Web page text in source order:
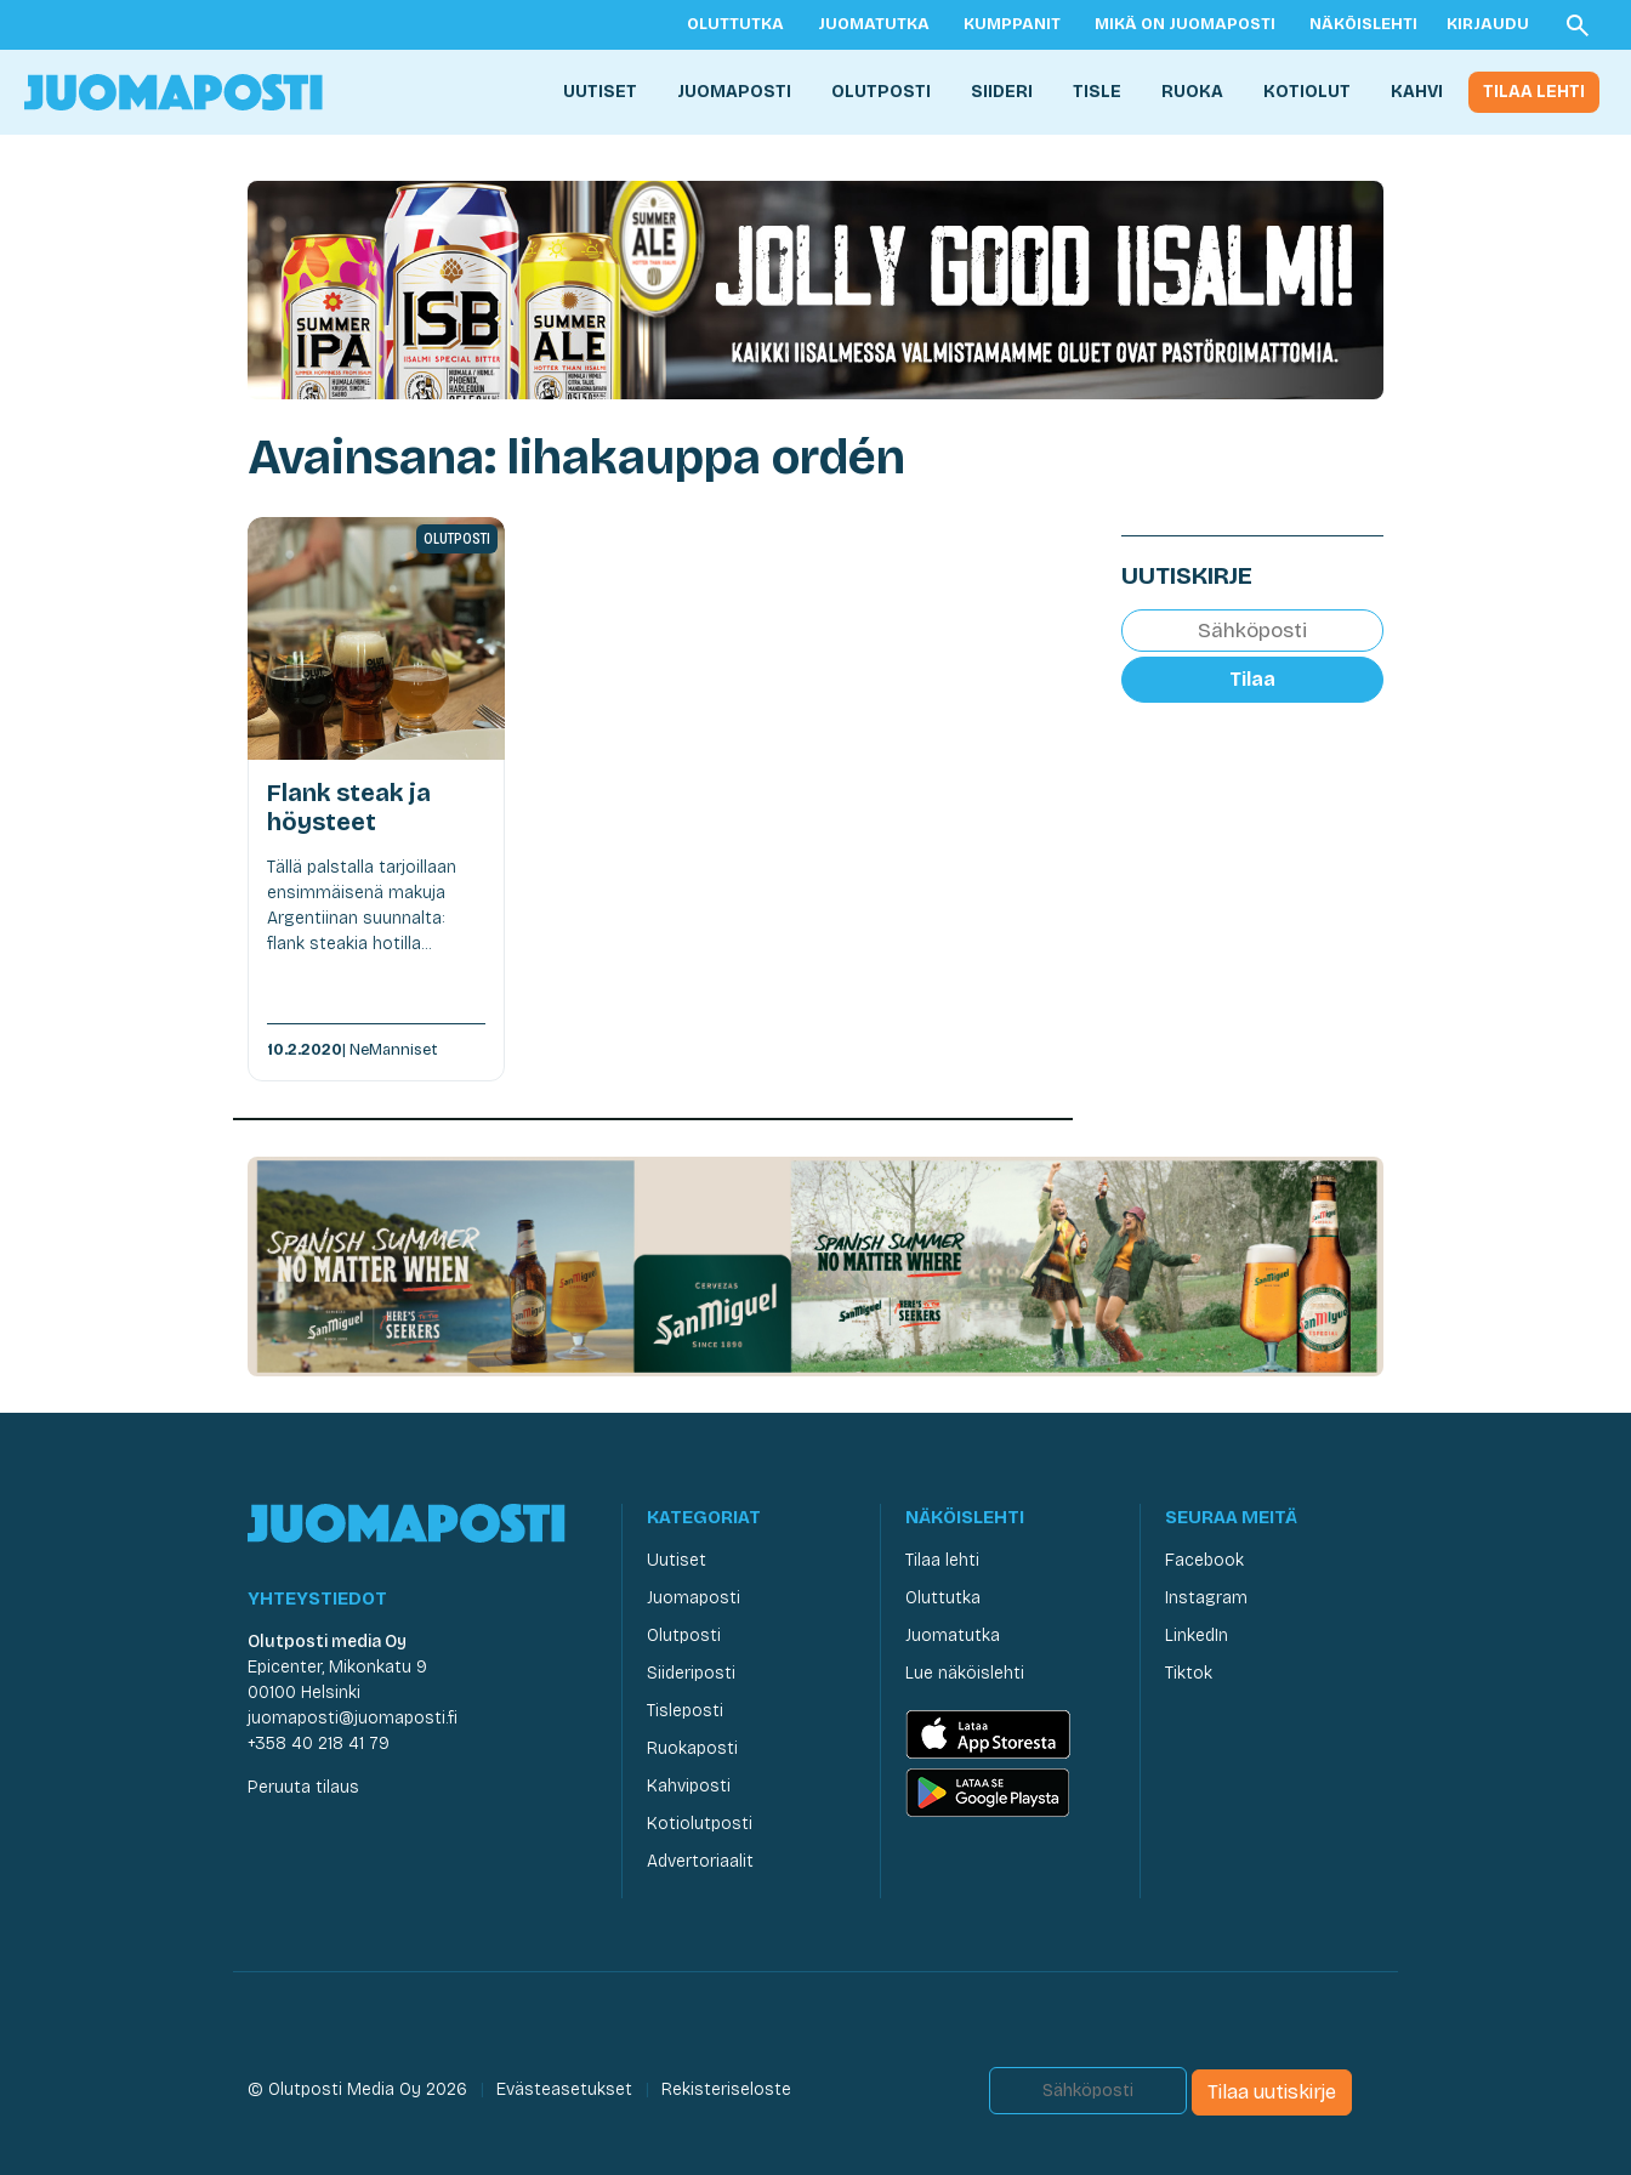
OLUTTUTKA JUOMATUTKA KUMPPANIT MIKÄ ON JUOMAPOSTI NÄKÖISLEHTI KIRJAUDU
UUTISET JUOMAPOSTI OLUTPOSTI SIIDERI TISLE RUOKA KOTIOLUT KAHVI TILAA LEHTI
Avainsana: lihakauppa ordén
OLUTPOSTI
Flank steak ja
höysteet
Tällä palstalla tarjoillaan
ensimmäisenä makuja
Argentiinan suunnalta:
flank steakia hotilla...
10.2.2020| NeManniset
UUTISKIRJE
Tilaa
YHTEYSTIEDOT
Olutposti media Oy
Epicenter, Mikonkatu 9
00100 Helsinki
juomaposti@juomaposti.fi
+358 40 218 41 79
Peruuta tilaus
KATEGORIAT
Uutiset
Juomaposti
Olutposti
Siideriposti
Tisleposti
Ruokaposti
Kahviposti
Kotiolutposti
Advertoriaalit
NÄKÖISLEHTI
Tilaa lehti
Oluttutka
Juomatutka
Lue näköislehti
SEURAA MEITÄ
Facebook
Instagram
LinkedIn
Tiktok
© Olutposti Media Oy 2026 Evästeasetukset Rekisteriseloste Tilaa uutiskirje